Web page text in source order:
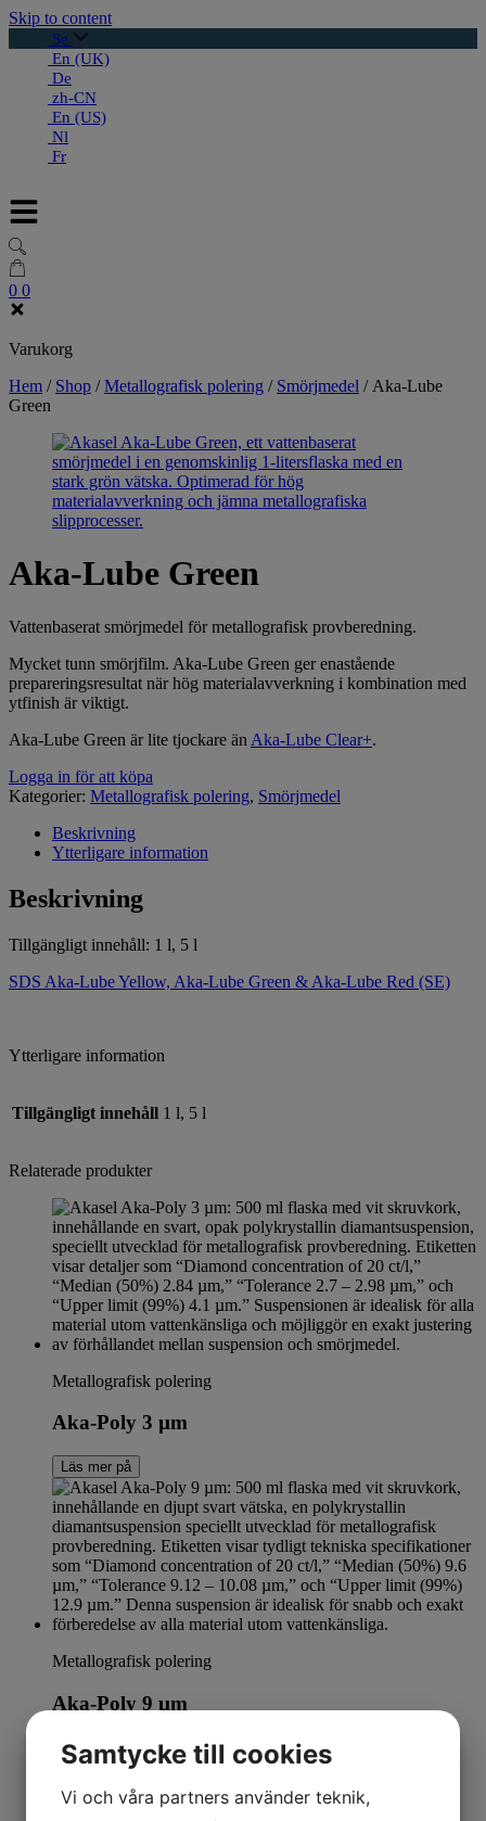
Skip to content
Se
En (UK)
De
zh-CN
En (US)
Nl
Fr
0 0
Varukorg
Hem / Shop /Metallografisk polering / Smörjmedel / Aka-Lube
Green
Aka-Lube Green
Vattenbaserat smörjmedel för metallografisk provberedning.
Mycket tunn smörjfilm. Aka-Lube Green ger enastående
prepareringsresultat när hög materialavverkning i kombination med
ytfinish är viktigt.
Aka-Lube Green är lite tjockare än Aka-Lube Clear+.
Logga in för att köpa
Kategorier: Metallografisk polering, Smörjmedel
Beskrivning
Ytterligare information
Beskrivning
Tillgängligt innehåll: 1 l, 5 l
SDS Aka-Lube Yellow, Aka-Lube Green & Aka-Lube Red (SE)
Ytterligare information
Tillgängligt innehåll 1 l, 5 l
Relaterade produkter
Metallografisk polering
Aka-Poly 3 µm
Läs mer på
Metallografisk polering
Aka-Poly 9 µm
Läs mer på
Samtycke till cookies
Vi och våra partners använder teknik,